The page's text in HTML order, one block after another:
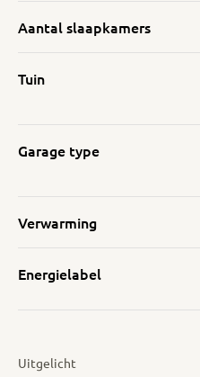
Aantal slaapkamers
Tuin
Garage type
Verwarming
Energielabel
Uitgelicht